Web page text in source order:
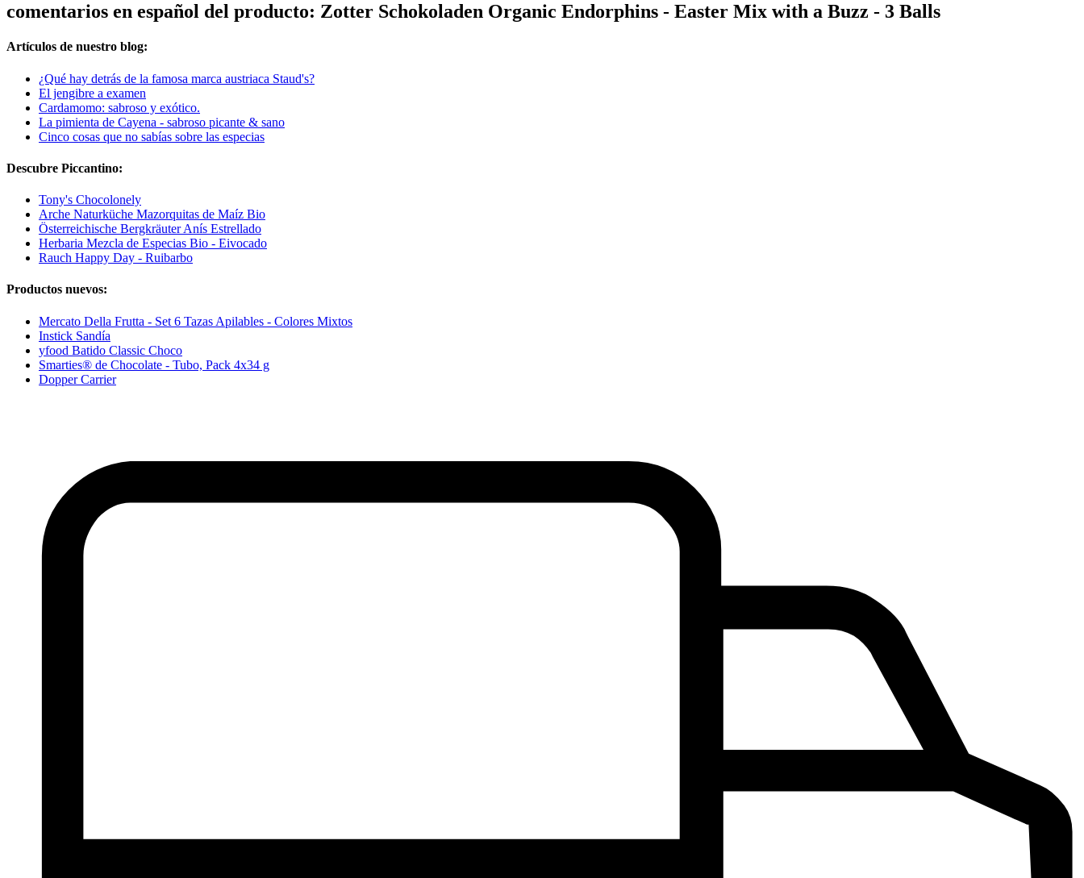
comentarios en español del producto: Zotter Schokoladen Organic Endorphins - Easter Mix with a Buzz - 3 Balls
Artículos de nuestro blog:
¿Qué hay detrás de la famosa marca austriaca Staud's?
El jengibre a examen
Cardamomo: sabroso y exótico.
La pimienta de Cayena - sabroso picante & sano
Cinco cosas que no sabías sobre las especias
Descubre Piccantino:
Tony's Chocolonely
Arche Naturküche Mazorquitas de Maíz Bio
Österreichische Bergkräuter Anís Estrellado
Herbaria Mezcla de Especias Bio - Eivocado
Rauch Happy Day - Ruibarbo
Productos nuevos:
Mercato Della Frutta - Set 6 Tazas Apilables - Colores Mixtos
Instick Sandía
yfood Batido Classic Choco
Smarties® de Chocolate - Tubo, Pack 4x34 g
Dopper Carrier